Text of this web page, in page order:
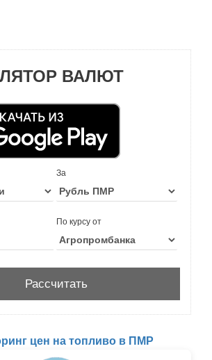
ВАЛЮТ
За
По курсу от
цен на топливо в ПМР